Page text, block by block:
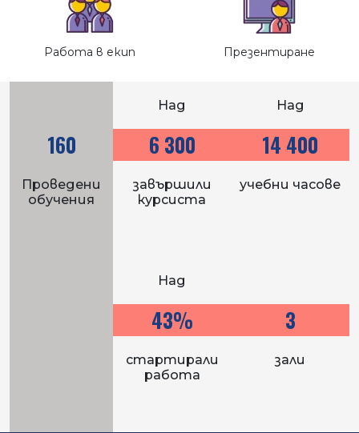
Работа в екип Презентиране
160
Проведени
обучения
Над
6 300
завършили
курсиста
Над
14 400
учебни часове
Над
43%
стартирали
работа
3
зали